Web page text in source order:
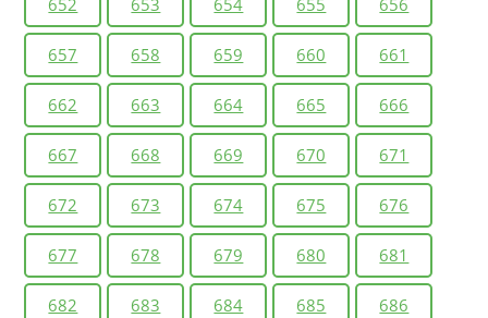
657 658 659 660 661
662 663 664 665 666
667 668 669 670 671
672 673 674 675 676
677 678 679 680 681
682 683 684 685 686